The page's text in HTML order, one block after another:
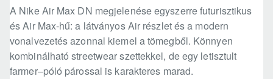
A Nike Air Max DN megjelenése egyszerre futurisztikus
és Air Max-hű: a látványos Air részlet és a modern
vonalvezetés azonnal kiemel a tömegből. Könnyen
kombinálható streetwear szettekkel, de egy letisztult
farmer–póló párossal is karakteres marad.